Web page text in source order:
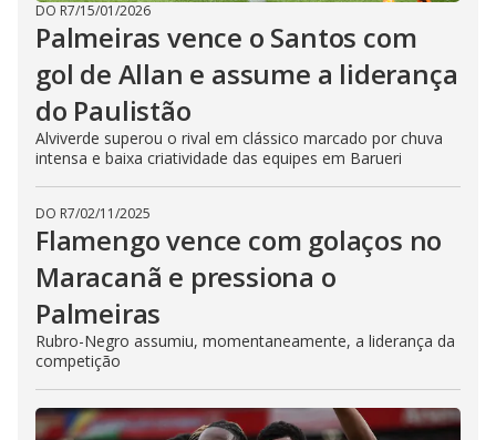
DO R7/15/01/2026
Palmeiras vence o Santos com
gol de Allan e assume a liderança
do Paulistão
Alviverde superou o rival em clássico marcado por chuva
intensa e baixa criatividade das equipes em Barueri
DO R7/02/11/2025
Flamengo vence com golaços no
Maracanã e pressiona o
Palmeiras
Rubro-Negro assumiu, momentaneamente, a liderança da
competição